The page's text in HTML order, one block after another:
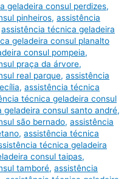
geladeira consul perdizes,
pinheiros,assistência
assistência técnica geladeira
geladeira consul planalto
consul pompeia,
praça da árvore,
real parque,assistência
,assistência técnica
técnica geladeira consul
geladeira consul santo andré,
são bernado,assistência
,assistência técnica
técnica geladeira
consul taipas,
tamboré,assistência